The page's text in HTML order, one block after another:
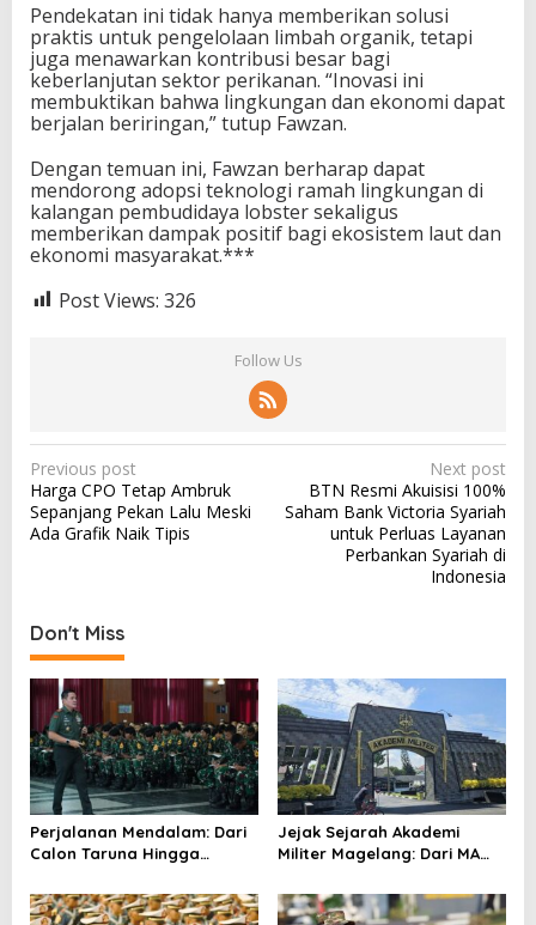
Pendekatan ini tidak hanya memberikan solusi
praktis untuk pengelolaan limbah organik, tetapi
juga menawarkan kontribusi besar bagi
keberlanjutan sektor perikanan. “Inovasi ini
membuktikan bahwa lingkungan dan ekonomi dapat
berjalan beriringan,” tutup Fawzan.
Dengan temuan ini, Fawzan berharap dapat
mendorong adopsi teknologi ramah lingkungan di
kalangan pembudidaya lobster sekaligus
memberikan dampak positif bagi ekosistem laut dan
ekonomi masyarakat.***
Post Views: 326
Follow Us
P
o
s
a
v
i
g
a
t
i
o
n
Previous post
Harga CPO Tetap Ambruk
Sepanjang Pekan Lalu Meski
Ada Grafik Naik Tipis
Next post
BTN Resmi Akuisisi 100%
Saham Bank Victoria Syariah
untuk Perluas Layanan
Perbankan Syariah di
Indonesia
Don't Miss
Perjalanan Mendalam: Dari
Calon Taruna Hingga
Jejak Sejarah Akademi
Militer Magelang: Dari MA
TNI AD